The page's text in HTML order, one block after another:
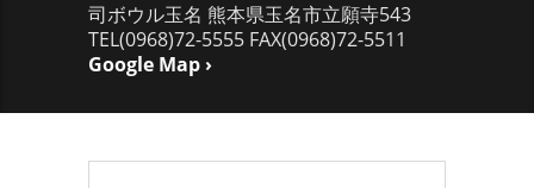
司ボウル玉名 熊本県玉名市立願寺543
TEL(0968)72-5555 FAX(0968)72-5511
Google Map ›